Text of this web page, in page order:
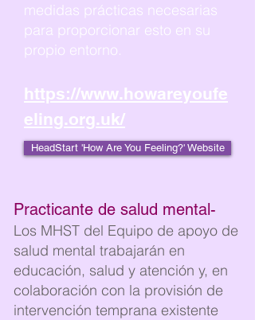
medidas prácticas necesarias
para proporcionar esto en su
propio entorno.
https://www.howareyoufe
eling.org.uk/
HeadStart 'How Are You Feeling?' Website
Practicante de salud mental-
Los MHST del Equipo de apoyo de
salud mental trabajarán en
educación, salud y atención y, en
colaboración con la provisión de
intervención temprana existente